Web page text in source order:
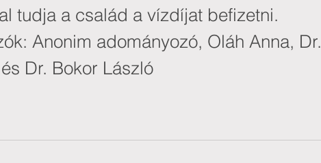
tudja a család a vízdíjat befizetni.
Anonim adományozó, Oláh Anna, Dr.
Dr. Bokor László